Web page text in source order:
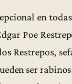
en
Poe
Restrepos,
ser